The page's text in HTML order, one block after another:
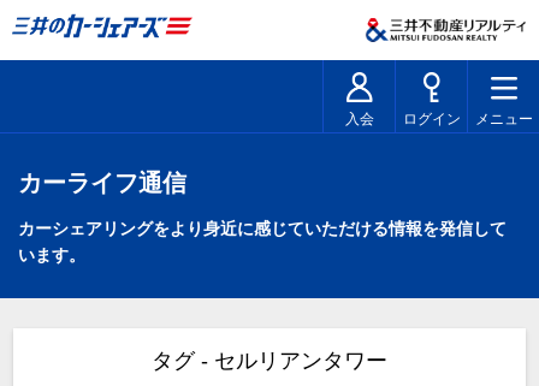
入会 ログイン メニュー
カーライフ通信
カーシェアリングをより身近に感じていただける情報を発信して
います。
タグ - セルリアンタワー